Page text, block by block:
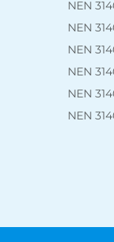
NEN
NEN
NEN
NEN
NEN
NEN